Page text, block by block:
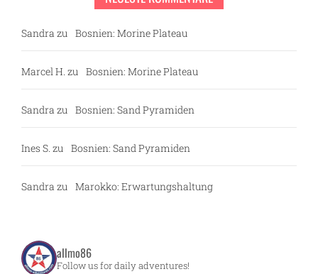
Sandra zu Bosnien: Morine Plateau
Marcel H. zu Bosnien: Morine Plateau
Sandra zu Bosnien: Sand Pyramiden
Ines S. zu Bosnien: Sand Pyramiden
Sandra zu Marokko: Erwartungshaltung
allmo86
Follow us for daily adventures!